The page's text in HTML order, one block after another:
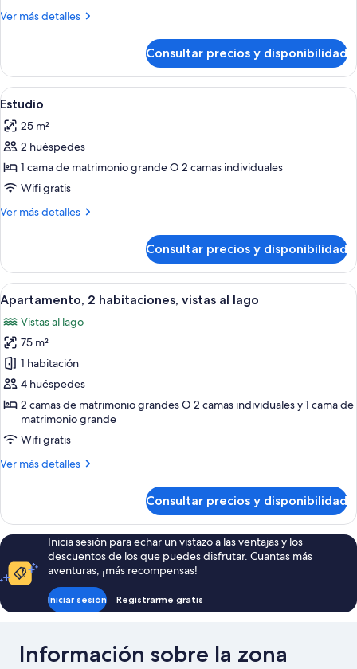
vistas
Ver más detalles
Más
1
habitación,
vistas
lago
Consultar precios y disponibilidad
Abrir
todas
las
fotos
de
Estudio
Una habitación de hotel con dos
11
Estudio
25 m²
2 huéspedes
1 cama de matrimonio grande O 2 camas individuales
Wifi gratis
Ver más detalles
Más
Consultar precios y disponibilidad
Abrir
todas
las
fotos
de
Apartamento,
2
habitaciones,
vistas
al
Un moderno salón con sofá y una
14
Apartamento, 2 habitaciones, vistas al lago
Vistas al lago
75 m²
1 habitación
4 huéspedes
2 camas de matrimonio grandes O 2 camas individuales y 1 cama de
matrimonio grande
Wifi gratis
Ver más detalles
Más
2
habitaciones,
vistas
lago
Consultar precios y disponibilidad
Inicia sesión para echar un vistazo a las ventajas y los
descuentos de los que puedes disfrutar. Cuantas más
aventuras, ¡más recompensas!
Iniciar sesión Registrarme gratis
Información sobre la zona